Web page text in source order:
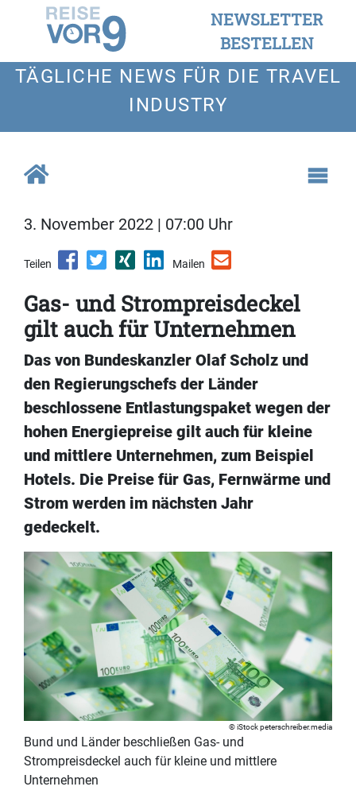
NEWSLETTER
BESTELLEN
TÄGLICHE NEWS FÜR DIE TRAVEL
INDUSTRY
3. November 2022 | 07:00 Uhr
Teilen Mailen
Gas- und Strompreisdeckel
gilt auch für Unternehmen
Das von Bundeskanzler Olaf Scholz und
den Regierungschefs der Länder
beschlossene Entlastungspaket wegen der
hohen Energiepreise gilt auch für kleine
und mittlere Unternehmen, zum Beispiel
Hotels. Die Preise für Gas, Fernwärme und
Strom werden im nächsten Jahr
gedeckelt.
iStock peterschreiber.media
Bund und Länder beschließen Gas- und
Strompreisdeckel auch für kleine und mittlere
Unternehmen